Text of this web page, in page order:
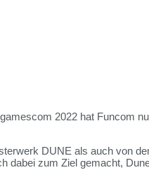
2022 hat Funcom
DUNE als auch von
dabei zum Ziel gemacht,